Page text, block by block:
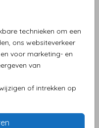
technieken om een
ons websiteverkeer
voor marketing- en
van
of intrekken op